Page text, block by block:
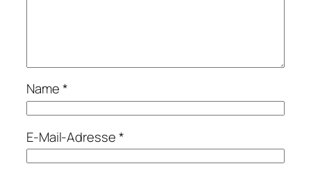
Name*
E-Mail-Adresse*